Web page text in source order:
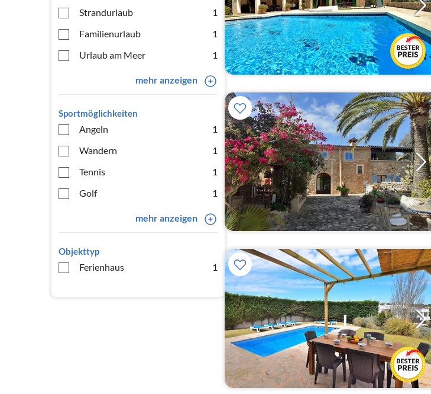
Strandurlaub
1
Familienurlaub
1
Urlaub am Meer
1
mehr anzeigen
Sportmöglichkeiten
Angeln
1
Wandern
1
Tennis
1
Golf
1
mehr anzeigen
Objekttyp
Ferienhaus 1